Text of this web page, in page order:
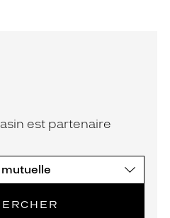
est partenaire